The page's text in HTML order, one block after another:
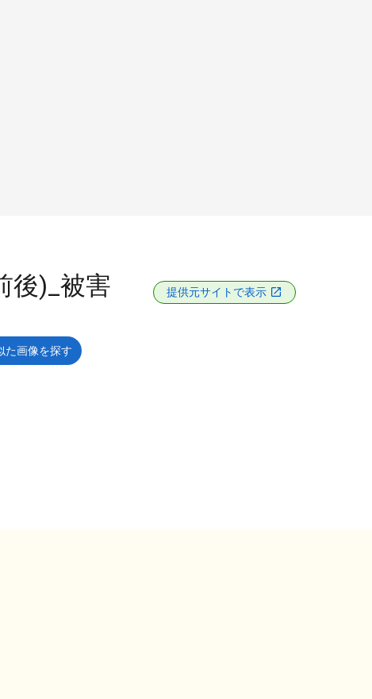
後)_被害 提供元サイトで表示
た画像を探す